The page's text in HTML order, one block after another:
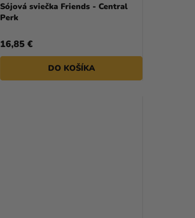
Sójová sviečka Friends - Central
Perk
16,85 €
DO KOŠÍKA